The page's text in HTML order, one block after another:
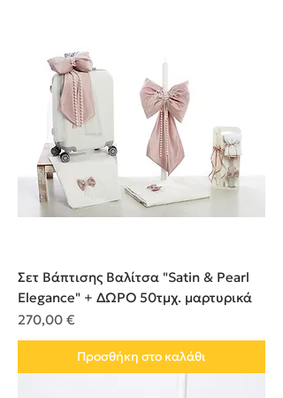
Σετ Βάπτισης Βαλίτσα "Satin & Pearl
Elegance" + ΔΩΡΟ 50τμχ. μαρτυρικά
Τιμή
270,00 €
Προσθήκη στο καλάθι